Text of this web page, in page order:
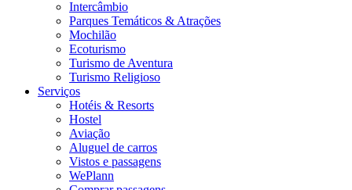
Intercâmbio
Parques Temáticos & Atrações
Mochilão
Ecoturismo
Turismo de Aventura
Turismo Religioso
Serviços
Hotéis & Resorts
Hostel
Aviação
Aluguel de carros
Vistos e passagens
WePlann